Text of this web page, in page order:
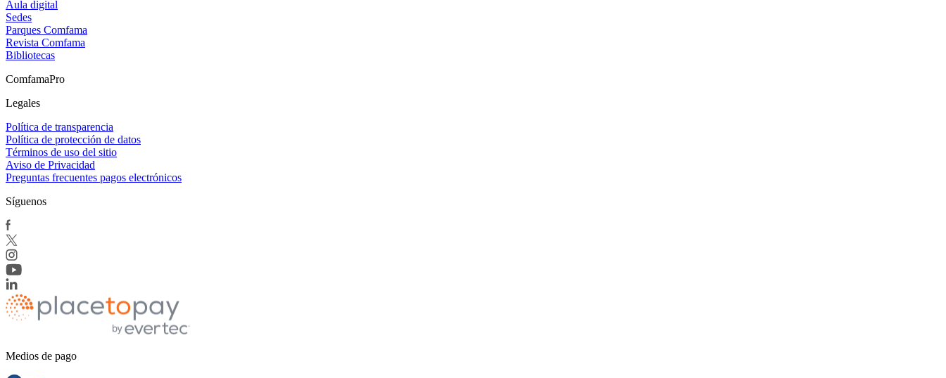
Aula digital
Sedes
Parques Comfama
Revista Comfama
Bibliotecas
ComfamaPro
Legales
Política de transparencia
Política de protección de datos
Términos de uso del sitio
Aviso de Privacidad
Preguntas frecuentes pagos electrónicos
Síguenos
Medios de pago